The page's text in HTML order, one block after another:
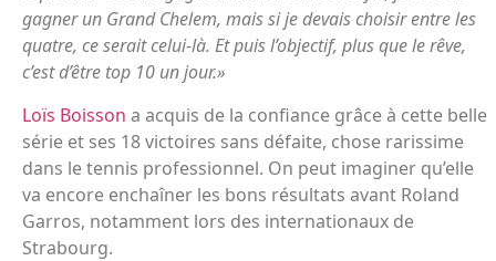
gagner un Grand Chelem, mais si je devais choisir entre les
quatre, ce serait celui-là. Et puis l’objectif, plus que le rêve,
c’est d’être top 10 un jour.»
Loïs Boisson a acquis de la confiance grâce à cette belle
série et ses 18 victoires sans défaite, chose rarissime
dans le tennis professionnel. On peut imaginer qu’elle
va encore enchaîner les bons résultats avant Roland
Garros, notamment lors des internationaux de
Strabourg.